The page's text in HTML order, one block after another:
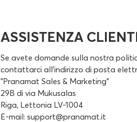
ASSISTENZA
Se avete domande sulla nostra
contattarci all'indirizzo di posta
"Pranamat Sales & Marketing"
29B di via Mukusalas
Riga, Lettonia LV-1004
E-mail: support@pranamat.it